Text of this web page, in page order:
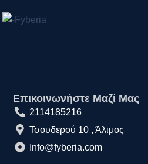
Επικοινωνήστε Μαζί Μας
2114185216
Τσουδερού 10 , Άλιμος
Info@fyberia.com